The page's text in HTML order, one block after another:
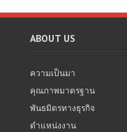
ABOUT US
ความเป็นมา
คุณภาพมาตรฐาน
พันธมิตรทางธุรกิจ
ตำแหน่งงาน